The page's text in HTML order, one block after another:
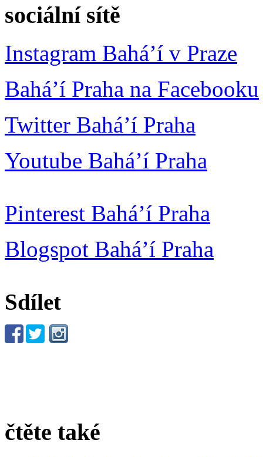
sociální sítě
Instagram Bahá’í v Praze
Bahá’í Praha na Facebooku
Twitter Bahá’í Praha
Youtube Bahá’í Praha
Pinterest Bahá’í Praha
Blogspot Bahá’í Praha
Sdílet
čtěte také